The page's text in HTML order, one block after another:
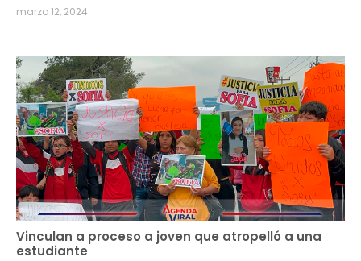
marzo 12, 2024
Vinculan a proceso a joven que atropelló a una
estudiante